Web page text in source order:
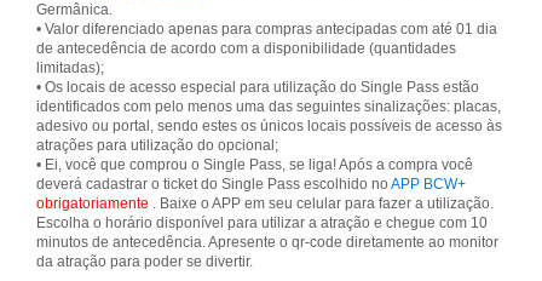
Germânica.
• Valor diferenciado apenas para compras antecipadas com até 01 dia
de antecedência de acordo com a disponibilidade (quantidades
limitadas);
• Os locais de acesso especial para utilização do Single Pass estão
identificados com pelo menos uma das seguintes sinalizações: placas,
adesivo ou portal, sendo estes os únicos locais possíveis de acesso às
atrações para utilização do opcional;
• Ei, você que comprou o Single Pass, se liga! Após a compra você
deverá cadastrar o ticket do Single Pass escolhido no APP BCW+
obrigatoriamente . Baixe o APP em seu celular para fazer a utilização.
Escolha o horário disponível para utilizar a atração e chegue com 10
minutos de antecedência. Apresente o qr-code diretamente ao monitor
da atração para poder se divertir.